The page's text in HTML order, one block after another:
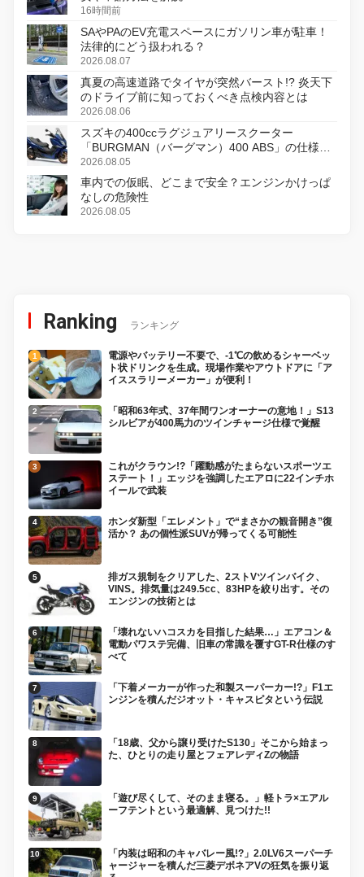
16時間前
SAやPAのEV充電スペースにガソリン車が駐車！
法律的にどう扱われる？
2026.08.07
真夏の高速道路でタイヤが突然バースト!? 炎天下
のドライブ前に知っておくべき点検内容とは
2026.08.06
スズキの400ccラグジュアリースクーター
「BURGMAN（バーグマン）400 ABS」の仕様を
変更し、8月18日に発売
2026.08.05
車内での仮眠、どこまで安全？エンジンかけっぱ
なしの危険性
2026.08.05
Ranking ランキング
電源やバッテリー不要で、-1℃の飲めるシャーベッ
ト状ドリンクを生成。現場作業やアウトドアに「ア
イススラリーメーカー」が便利！
「昭和63年式、37年間ワンオーナーの意地！」S13
シルビアが400馬力のツインチャージ仕様で覚醒
これがクラウン!?「躍動感がたまらないスポーツエ
ステート！」エッジを強調したエアロに22インチホ
イールで武装
ホンダ新型「エレメント」で“まさかの観音開き”復
活か？ あの個性派SUVが帰ってくる可能性
排ガス規制をクリアした、2ストVツインバイク、
VINS。排気量は249.5cc、83HPを絞り出す。その
エンジンの技術とは
「壊れないハコスカを目指した結果…」エアコン＆
電動パワステ完備、旧車の常識を覆すGT-R仕様のす
べて
「下着メーカーが作った和製スーパーカー!?」F1エ
ンジンを積んだジオット・キャスピタという伝説
「18歳、父から譲り受けたS130」そこから始まっ
た、ひとりの走り屋とフェアレディZの物語
「遊び尽くして、そのまま寝る。」軽トラ×エアル
ーフテントという最適解、見つけた!!
「内装は昭和のキャバレー風!?」2.0LV6スーパーチ
ャージャーを積んだ三菱デボネアVの狂気を振り返